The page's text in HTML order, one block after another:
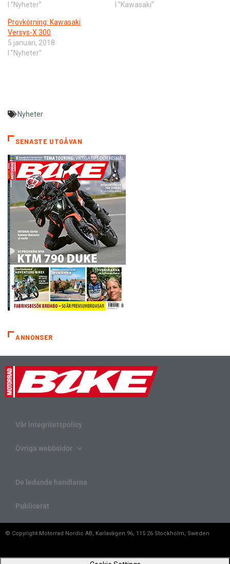
I ”Nyheter”
I ”Kawasaki”
Provkörning: Kawasaki
Versys-X 300
5 januari, 2018
I ”Nyheter”
Nyheter
SENASTE UTGÅVAN
ANNONSER
Vår integritetspolicy
Övriga webbsidor
De ledande handlarna
Publicerat
© Copyright Motorrad Nordic AB, Karlavägen 96, 115 26 Stockholm, Sweden